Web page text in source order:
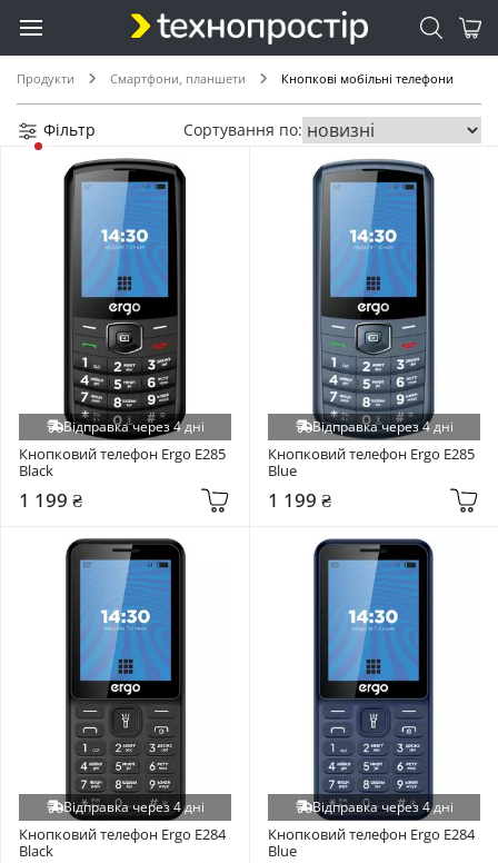
Продукти Смартфони, планшети Кнопкові мобільні телефони
Фільтр Сортування по:
Відправка через 4 дні
Кнопковий телефон Ergo E285
Black
1 199 ₴
Відправка через 4 дні
Кнопковий телефон Ergo E285
Blue
1 199 ₴
Відправка через 4 дні
Кнопковий телефон Ergo E284
Black
Відправка через 4 дні
Кнопковий телефон Ergo E284
Blue